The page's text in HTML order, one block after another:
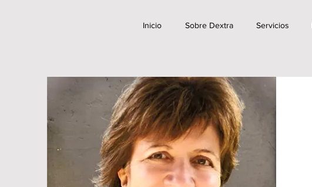
Inicio Sobre Dextra Servicios